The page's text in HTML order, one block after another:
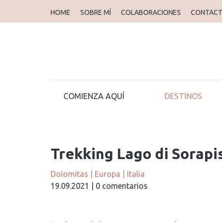
HOME SOBRE MÍ COLABORACIONES
COMIENZA AQUÍ DESTINOS
Trekking Lago di
Dolomitas Europa
Italia
19.09.2021
0 comentarios
HOME SOBRE MÍ COLABORACIONES